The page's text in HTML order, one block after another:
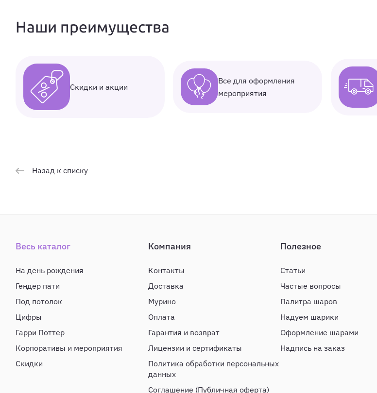
Наши преимущества
Скидки и акции
Все для оформления
мероприятия
Назад к списку
Весь каталог
На день рождения
Гендер пати
Под потолок
Цифры
Гарри Поттер
Корпоративы и мероприятия
Скидки
Компания
Контакты
Доставка
Мурино
Оплата
Гарантия и возврат
Лицензии и сертификаты
Политика обработки персональных
данных
Соглашение (Публичная оферта)
Полезное
Статьи
Частые вопросы
Палитра шаров
Надуем шарики
Оформление шарами
Надпись на заказ